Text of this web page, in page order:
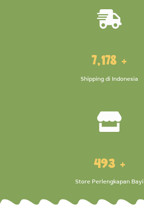
10,000
Shipping di Indonesia
700 +
Store Perlengkapan Bayi